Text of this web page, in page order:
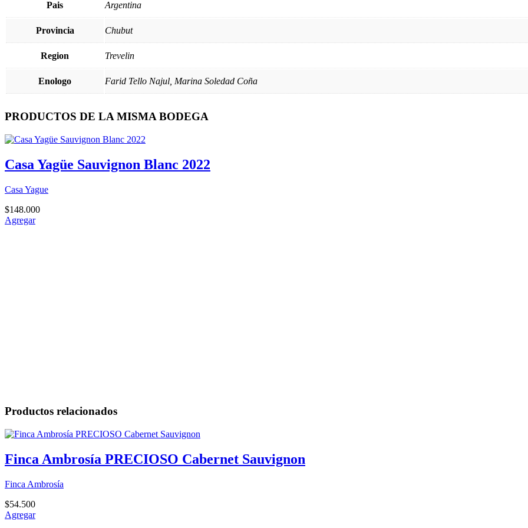
Pais Argentina
Provincia Chubut
Region Trevelin
Enologo Farid Tello Najul, Marina Soledad Coña
PRODUCTOS DE LA MISMA BODEGA
Casa Yagüe Sauvignon Blanc 2022
Casa Yague
$148.000
Agregar
Productos relacionados
Finca Ambrosía PRECIOSO Cabernet Sauvignon
Finca Ambrosía
$54.500
Agregar